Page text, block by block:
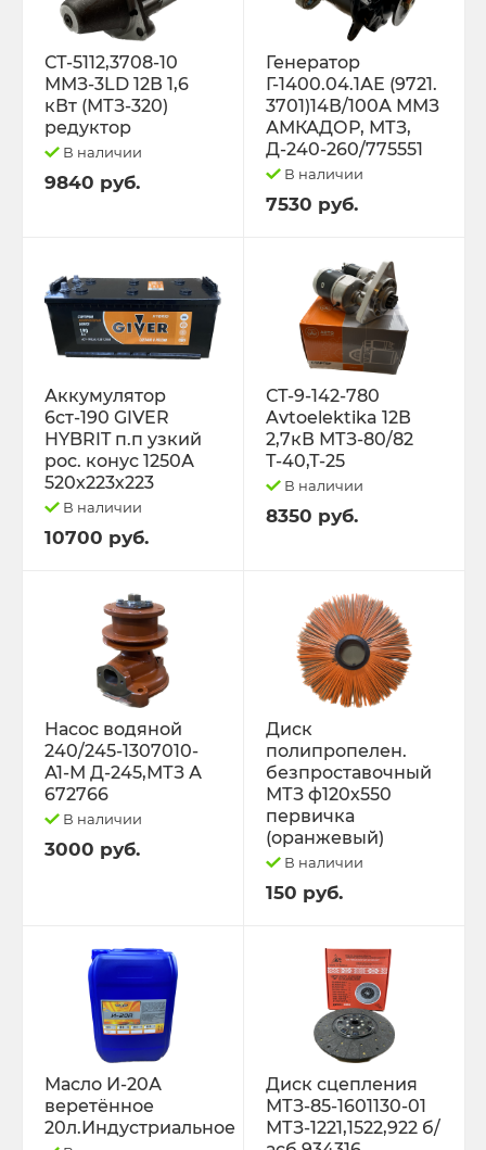
СТ-5112,3708-10
ММЗ-3LD 12В 1,6
кВт (МТЗ-320)
редуктор
В наличии
9840 руб.
Генератор
Г-1400.04.1АЕ (9721.
3701)14В/100А ММЗ
АМКАДОР, МТЗ,
Д-240-260/775551
В наличии
7530 руб.
Аккумулятор
6ст-190 GIVER
HYBRIT п.п узкий
рос. конус 1250А
520х223х223
В наличии
10700 руб.
СТ-9-142-780
Avtoelektika 12В
2,7кВ МТЗ-80/82
Т-40,Т-25
В наличии
8350 руб.
Насос водяной
240/245-1307010-
А1-М Д-245,МТЗ А
672766
В наличии
3000 руб.
Диск
полипропелен.
безпроставочный
МТЗ ф120х550
первичка
(оранжевый)
В наличии
150 руб.
Масло И-20А
веретённое
20л.Индустриальное
Диск сцепления
МТЗ-85-1601130-01
МТЗ-1221,1522,922 б/
Трактор Т-150 СМД-60 СМД-31
Трактор Т-25,Т-16 Т-30 Т-45 Т-2048
Трактор Т-40, ЛТЗ-55/60 (Д-144)
ТУРБОКОМПРЕССОРЫ
ФОРС., ПЛУНЖ. ПАРА ,КЛАП. ПАРА,
ПОМПЫ, НАСОС ПОДКА
ЭЛЕКТРООБОРУДОВАНИЕ
ЕК-12,14, ДЭК-251